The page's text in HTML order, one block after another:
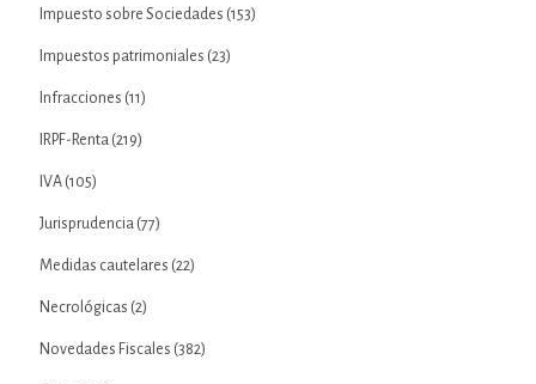
Impuesto sobre Sociedades (153)
Impuestos patrimoniales (23)
Infracciones (11)
IRPF-Renta (219)
IVA (105)
Jurisprudencia (77)
Medidas cautelares (22)
Necrológicas (2)
Novedades Fiscales (382)